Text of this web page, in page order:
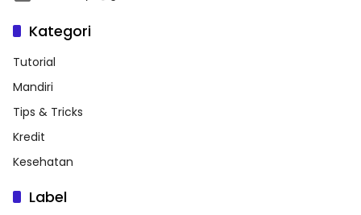
Kategori
Tutorial
Mandiri
Tips & Tricks
Kredit
Kesehatan
Label